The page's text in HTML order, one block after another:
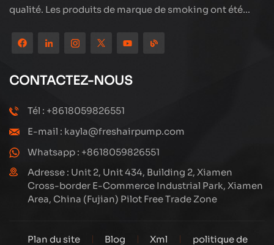
qualité. Les produits de marque de smoking ont été
située dans les beaux paysages de la ville côtière -
Xiamen, nos produits sont exportés vers plus de 80 pays
et régions, avec une excellente qualité a remporté une
large réputation internationale. La technologie Subang
a une équipe de vente professionnelle et un système de
étudions toujours comment mettre à niveau en continu
nos produits grâce à l'innovation pour répondre aux
besoins croissants des clients. Le principal se
concentre sur la production et la fabrication de
compresseurs à haute pression, sa conception
CONTACTEZ-NOUS
Tél : +8618059826551
E-mail : kayla@freshairpump.com
Whatsapp : +8618059826551
Adresse : Unit 2, Unit 434, Building 2, Xiamen
Cross-border E-Commerce Industrial Park, Xiamen
Area, China (Fujian) Pilot Free Trade Zone
Plan du site Blog Xml politique de